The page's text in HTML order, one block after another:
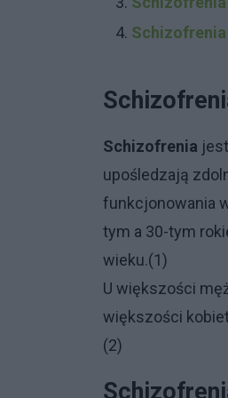
Schizofrenia
upośledzają
funkcjonowania
tym a 30-tym
wieku.(1)
U większości
większości
(2)